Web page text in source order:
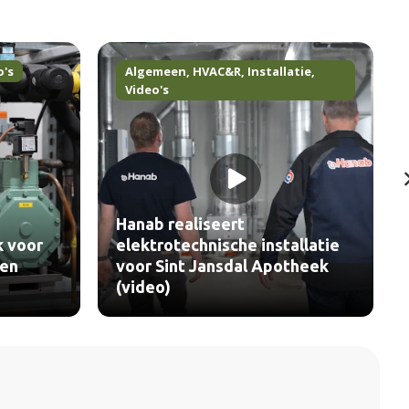
HVAC&R,Installatie
installatie
Apotheek
Algemeen,Installatie, Video's
AirX toont impact van
vervangen van
luchtgroepen (video)